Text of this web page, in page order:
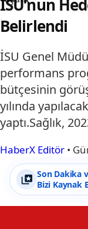
İSU’nun
Belirlendi
İSU Genel
performans
bütçesinin
yılında
yaptı.Sağlık,
HaberX Editör •
Son Dakika
Bizi Kaynak